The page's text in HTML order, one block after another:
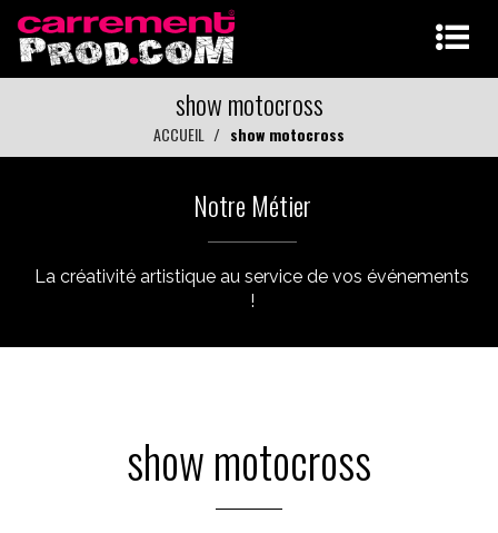
show motocross
ACCUEIL show motocross
Notre Métier
La créativité artistique au service de vos événements
!
show motocross